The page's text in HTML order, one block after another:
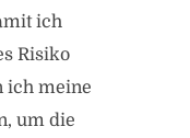
ich
Risiko
ich meine
um die